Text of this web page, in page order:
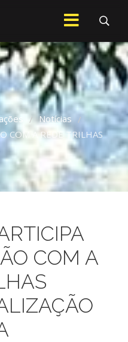
/ Notícias /
COM A REDE TRILHAS
COM A